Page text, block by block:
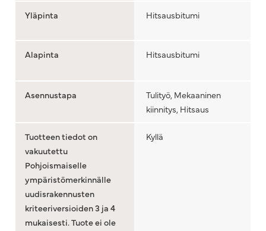
Yläpinta Hitsausbitumi
Alapinta Hitsausbitumi
Asennustapa
Tulityö, Mekaaninen
kiinnitys, Hitsaus
Tuotteen tiedot on
vakuutettu
Pohjoismaiselle
ympäristömerkinnälle
uudisrakennusten
kriteeriversioiden 3 ja 4
mukaisesti. Tuote ei ole
Kyllä